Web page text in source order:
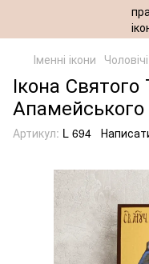
Іменні ікони
Ікона
Артикул: L 694